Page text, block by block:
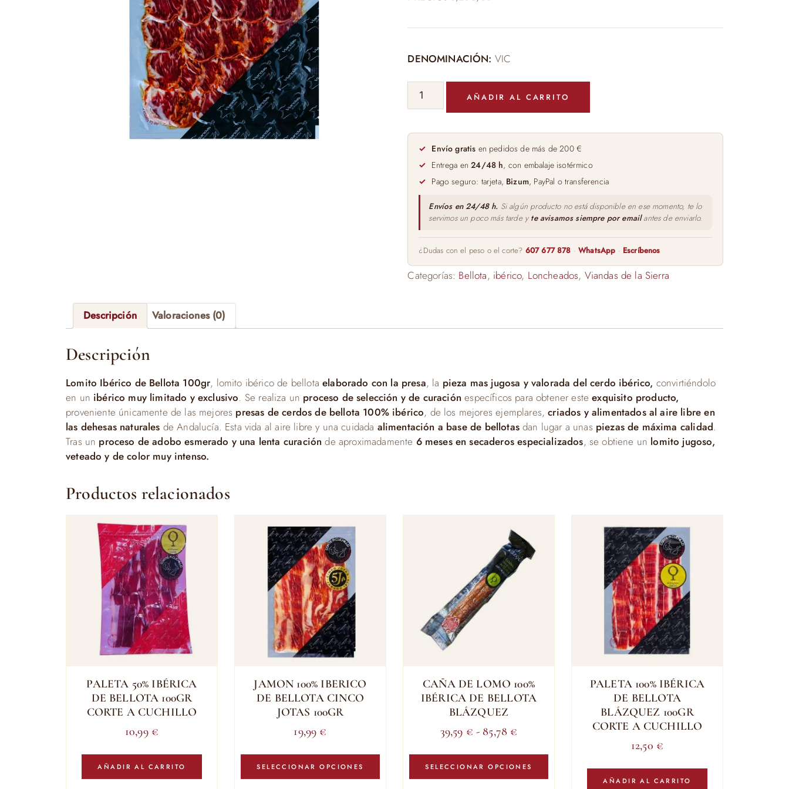
DENOMINACIÓN: VIC
LOMITO
IBÉRICO
BELLOTA
100GR
cantidad
AÑADIR AL CARRITO
Envío gratis en pedidos de más de 200 €
Entrega en24/48 h, con embalaje isotérmico
Pago seguro: tarjeta, Bizum, PayPal o transferencia
Envíos en 24/48 h. Si algún producto no está disponible en ese momento, te lo
servimos un poco más tarde y te avisamos siempre por emailantes de enviarlo.
¿Dudas con el peso o el corte? 607 677 878 ·WhatsApp · Escríbenos
Categorías: Bellota, ibérico, Loncheados, Viandas de la Sierra
Descripción Valoraciones (0)
Descripción
Lomito Ibérico de Bellota 100gr, lomito ibérico de bellota elaborado con la presa, la pieza mas jugosa y valorada del cerdo ibérico, convirtiéndolo
en un ibérico muy limitado y exclusivo. Se realiza un proceso de selección y de curación específicos para obtener esteexquisito producto,
proveniente únicamente de las mejores presas de cerdos de bellota 100% ibérico, de los mejores ejemplares,criados y alimentados al aire libre en
las dehesas naturales de Andalucía. Esta vida al aire libre y una cuidada alimentación a base de bellotasdan lugar a unas piezas de máxima calidad.
Tras un proceso de adobo esmerado y una lenta curación de aproximadamente 6 meses en secaderos especializados, se obtiene un lomito jugoso,
veteado y de color muy intenso.
Productos relacionados
PALETA 50% IBÉRICA
DE BELLOTA 100GR
CORTE A CUCHILLO
10,99 €
AÑADIR AL CARRITO
JAMON 100% IBERICO
DE BELLOTA CINCO
JOTAS 100GR
19,99 €
SELECCIONAR OPCIONES
Este
tiene
CAÑA DE LOMO 100%
IBÉRICA DE BELLOTA
BLÁZQUEZ
39,59 € - 85,78 €
precios:
desde
SELECCIONAR OPCIONES
Este
tiene
PALETA 100% IBÉRICA
DE BELLOTA
BLÁZQUEZ 100GR
CORTE A CUCHILLO
12,50 €
AÑADIR AL CARRITO